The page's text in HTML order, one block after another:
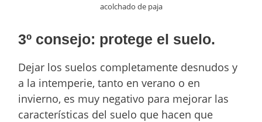
acolchado de paja
3º consejo: protege el suelo.
Dejar los suelos completamente desnudos y
a la intemperie, tanto en verano o en
invierno, es muy negativo para mejorar las
características del suelo que hacen que